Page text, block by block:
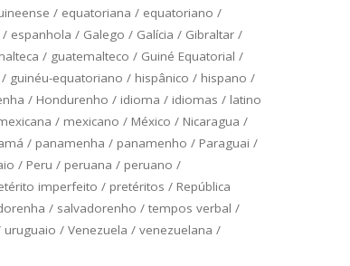
/ equatoriana / equatoriano /
/ espanhola / Galego / Galícia / Gibraltar/
/ guatemalteco / Guiné Equatorial /
/ guinéu-equatoriano / hispânico / hispano /
/ Hondurenho / idioma / idiomas / latino
/ mexicano / México / Nicaragua /
/ panamenha / panamenho / Paraguai /
/ Peru / peruana / peruano /
imperfeito / pretéritos / República
/ salvadorenho / tempos verbal /
uruguaio / Venezuela / venezuelana /